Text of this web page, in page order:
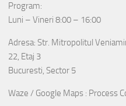
Program:
Luni – Vineri 8:00 – 16:00
Adresa: Str. Mitropolitul
22, Etaj 3
Bucuresti, Sector 5
Waze / Google Maps : Process